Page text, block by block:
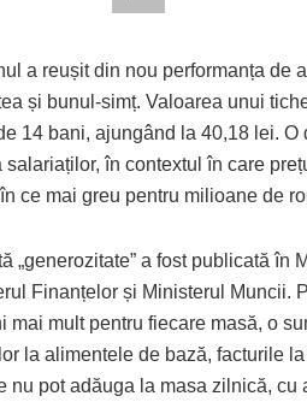
a reușit din nou performanța de
și bunul-simț. Valoarea unui
14 bani, ajungând la 40,18 lei.
salariaților, în contextul în care
ce mai greu pentru milioane de
„generozitate” a fost publicată în
Finanțelor și Ministerul Muncii.
mai mult pentru fiecare masă, o
la alimentele de bază, facturile
nu pot adăuga la masa zilnică, cu